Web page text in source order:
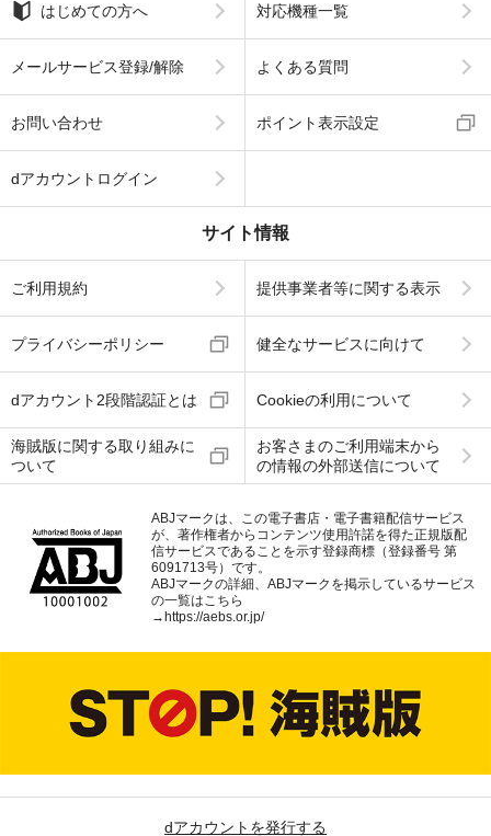
はじめての方へ 対応機種一覧
メールサービス登録/解除 よくある質問
お問い合わせ ポイント表示設定
dアカウントログイン
サイト情報
ご利用規約 提供事業者等に関する表示
プライバシーポリシー 健全なサービスに向けて
dアカウント2段階認証とは Cookieの利用について
海賊版に関する取り組みに
ついて
お客さまのご利用端末から
の情報の外部送信について
ABJマークは、この電子書店・電子書籍配信サービス
が、著作権者からコンテンツ使用許諾を得た正規版配
信サービスであることを示す登録商標（登録番号 第
6091713号）です。
ABJマークの詳細、ABJマークを掲示しているサービス
の一覧はこちら
→ https://aebs.or.jp/
dアカウントを発行する